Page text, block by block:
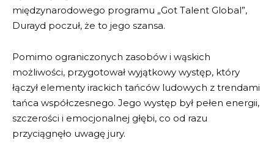
międzynarodowego programu „Got Talent Global”,
Durayd poczuł, że to jego szansa.
Pomimo ograniczonych zasobów i wąskich
możliwości, przygotował wyjątkowy występ, który
łączył elementy irackich tańców ludowych z trendami
tańca współczesnego. Jego występ był pełen energii,
szczerości i emocjonalnej głębi, co od razu
przyciągnęło uwagę jury.